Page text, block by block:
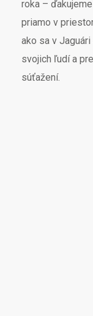
roka –
priamo v
ako sa v
svojich ľudí a
súťažení.